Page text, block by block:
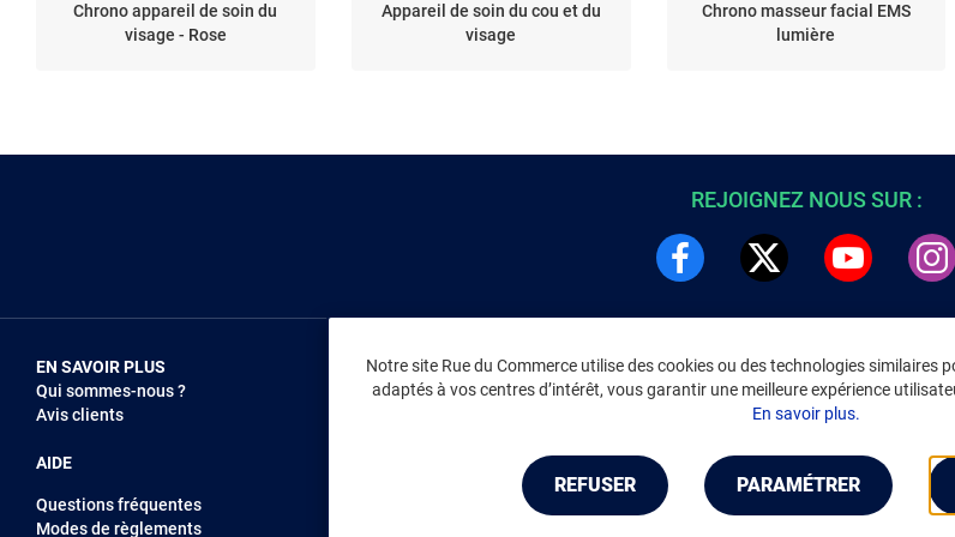
Chrono appareil de soin du
visage - Rose
Appareil de soin du cou et du
visage
Chrono masseur facial EMS
lumière
Notre site Rue du Commerce utilise des cookies ou des technologies similaires
adaptés à vos centres d’intérêt, vous garantir une meilleure expérience
En savoir plus.
REFUSER PARAMÉTRER
REJOIGNEZ NOUS SUR :
EN SAVOIR PLUS
Qui sommes-nous ?
Avis clients
AIDE
Questions fréquentes
Modes de règlements
NOUS REJOINDRE
Vendez sur RDC
INFORMATIONS
Environnement
CGV/CGU
Gérer mes cookies
Mentions légales
Accessibilité : non